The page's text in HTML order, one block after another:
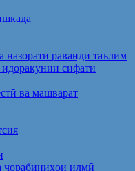
раванди таълим
сифати
ва машварат
чорабиниҳои илмӣ